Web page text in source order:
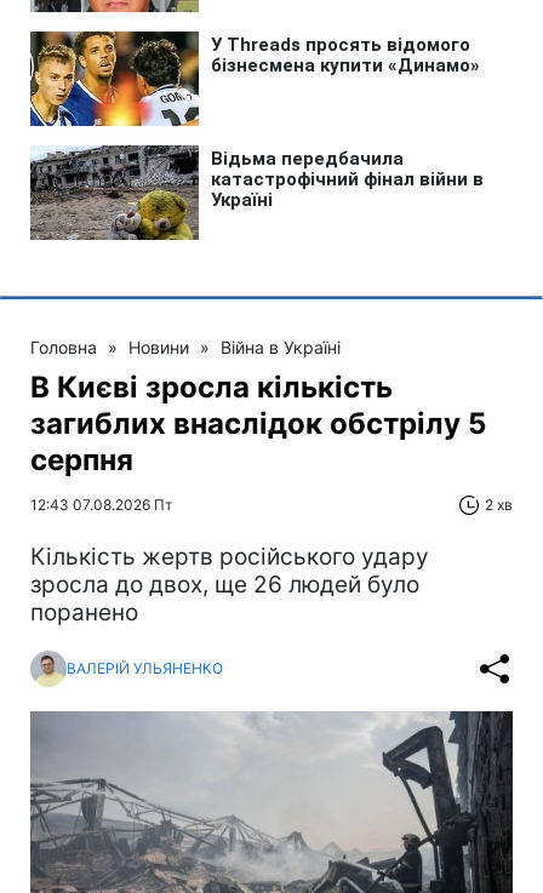
Головна » Новини » Війна в Україні
В Києві зросла кількість
загиблих внаслідок обстрілу 5
серпня
12:43 07.08.2026 Пт 2 хв
Кількість жертв російського удару
зросла до двох, ще 26 людей було
поранено
ВАЛЕРІЙ УЛЬЯНЕНКО